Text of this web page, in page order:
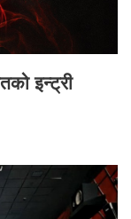
इन्ट्री